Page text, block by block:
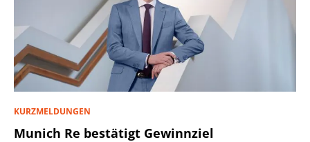
KURZMELDUNGEN
Munich Re bestätigt Gewinnziel